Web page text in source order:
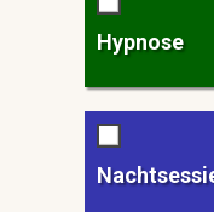
Hypnose